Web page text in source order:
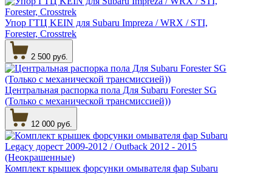
Упор ГТЦ KEIN для Subaru Impreza / WRX / STI,
Forester, Crosstrek
2 500 руб.
Центральная распорка пола Для Subaru Forester SG
(Только с механической трансмиссией))
12 000 руб.
Комплект крышек форсунки омывателя фар Subaru